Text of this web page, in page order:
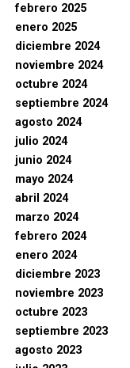
febrero 2025
enero 2025
diciembre 2024
noviembre 2024
octubre 2024
septiembre 2024
agosto 2024
julio 2024
junio 2024
mayo 2024
abril 2024
marzo 2024
febrero 2024
enero 2024
diciembre 2023
noviembre 2023
octubre 2023
septiembre 2023
agosto 2023